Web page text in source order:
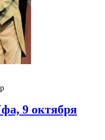
9 октября